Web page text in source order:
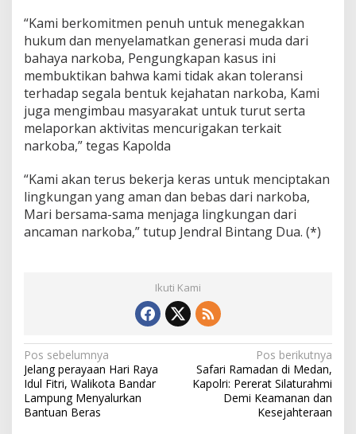
“Kami berkomitmen penuh untuk menegakkan
hukum dan menyelamatkan generasi muda dari
bahaya narkoba, Pengungkapan kasus ini
membuktikan bahwa kami tidak akan toleransi
terhadap segala bentuk kejahatan narkoba, Kami
juga mengimbau masyarakat untuk turut serta
melaporkan aktivitas mencurigakan terkait
narkoba,” tegas Kapolda
“Kami akan terus bekerja keras untuk menciptakan
lingkungan yang aman dan bebas dari narkoba,
Mari bersama-sama menjaga lingkungan dari
ancaman narkoba,” tutup Jendral Bintang Dua. (*)
Ikuti Kami
N
a
v
Pos sebelumnya
Jelang perayaan Hari Raya
Idul Fitri, Walikota Bandar
Lampung Menyalurkan
Bantuan Beras
Pos berikutnya
Safari Ramadan di Medan,
Kapolri: Pererat Silaturahmi
Demi Keamanan dan
Kesejahteraan